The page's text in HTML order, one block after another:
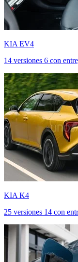
KIA EV4
14 versiones 6 con
KIA K4
25 versiones 14 con